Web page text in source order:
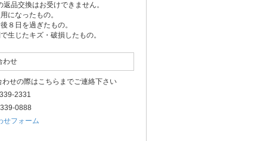
返品交換はお受けできません。
になったもの。
８日を過ぎたもの。
生じたキズ・破損したもの。
わせ
わせの際はこちらまでご連絡下さい
2331
0888
せフォーム